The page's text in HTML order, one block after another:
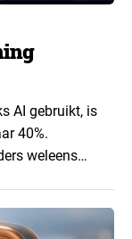
AI gebruikt, is
40%.
weleens
het